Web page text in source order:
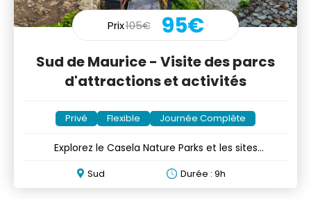
Prix105€ 95€
Sud de Maurice - Visite des parcs
d'attractions et activités
Privé Flexible Journée Complète
Explorez le Casela Nature Parks et les sites
Sud Durée : 9h